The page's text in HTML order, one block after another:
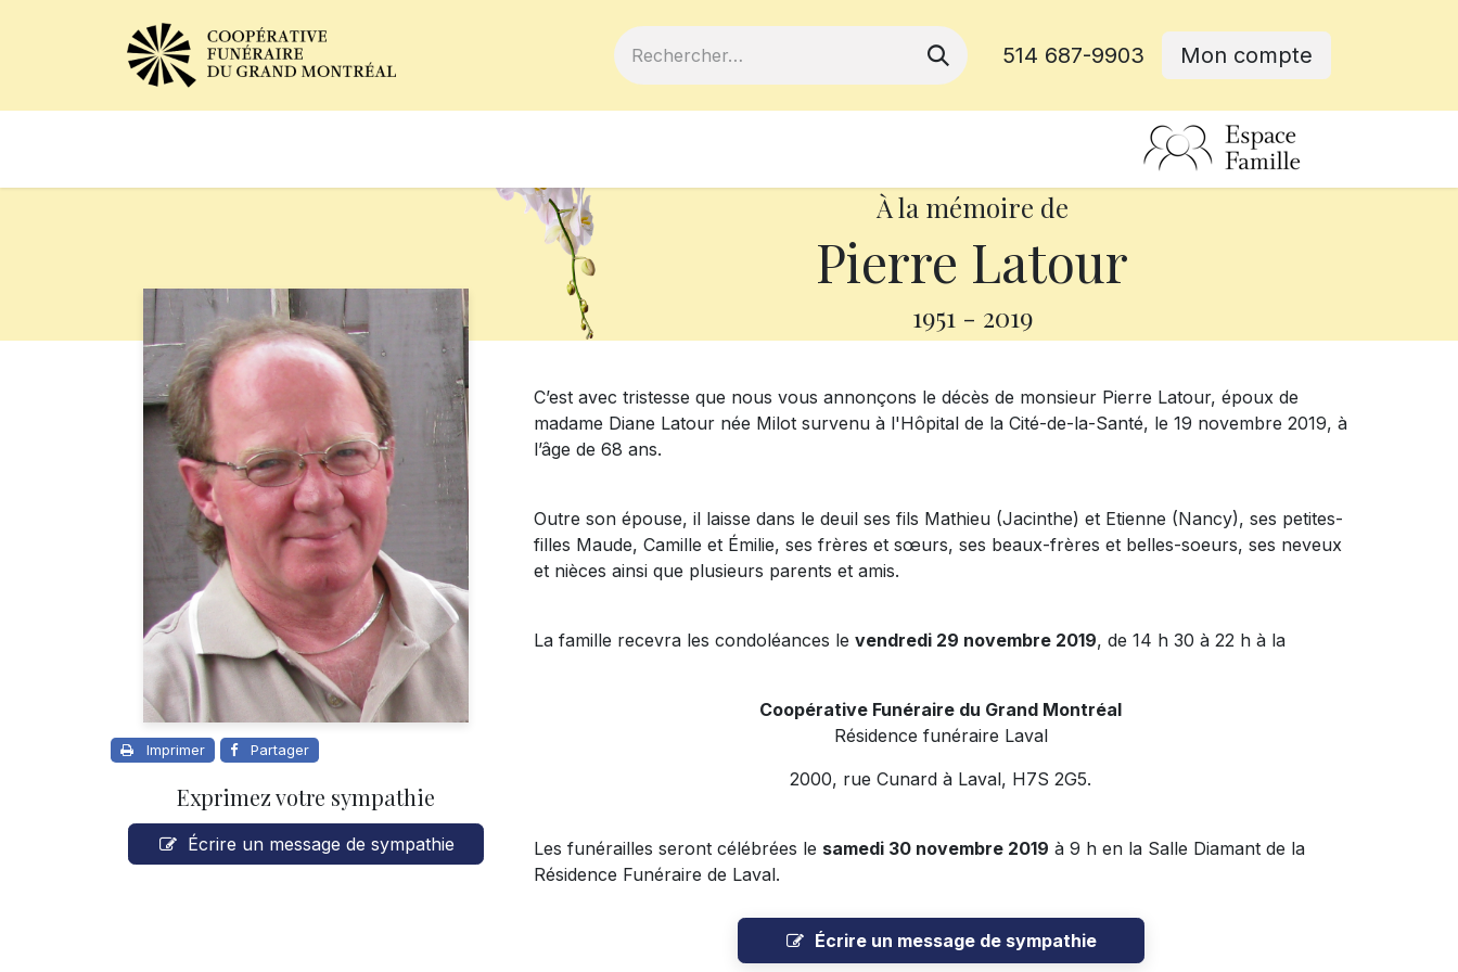
514 687-9903 Mon compte
À la mémoire de
Pierre Latour
1951 - 2019
Imprimer Partager
Exprimez votre sympathie
Écrire un message de sympathie
C’est avec tristesse que nous vous annonçons le décès de monsieur Pierre Latour, époux de
madame Diane Latour née Milot survenu à l'Hôpital de la Cité-de-la-Santé, le 19 novembre 2019, à
l’âge de 68 ans.
Outre son épouse, il laisse dans le deuil ses fils Mathieu (Jacinthe) et Etienne (Nancy), ses petites-
filles Maude, Camille et Émilie, ses frères et sœurs, ses beaux-frères et belles-soeurs, ses neveux
et nièces ainsi que plusieurs parents et amis.
La famille recevra les condoléances le vendredi 29 novembre 2019, de 14 h 30 à 22 h à la
Coopérative Funéraire du Grand Montréal
Résidence funéraire Laval
2000, rue Cunard à Laval, H7S 2G5.
Les funérailles seront célébrées le samedi 30 novembre 2019 à 9 h en la Salle Diamant de la
Résidence Funéraire de Laval.
Écrire un message de sympathie